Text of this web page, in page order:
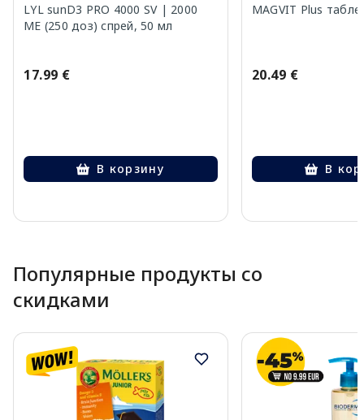
LYL sunD3 PRO 4000 SV | 2000
МЕ (250 доз) спрей, 50 мл
17.99 €
В корзину
MAGVIT Plus
20.49 €
В
Популярные продукты со
скидками